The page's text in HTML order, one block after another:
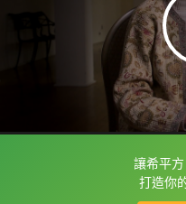
讓希平
打造你
框選或點兩下